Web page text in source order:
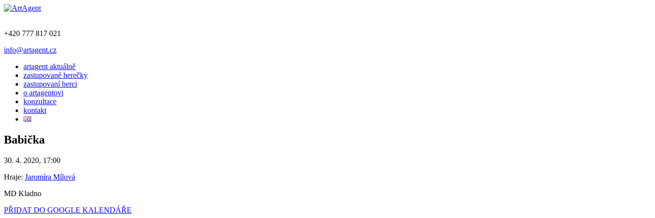
+420 777 817 021
info@artagent.cz
artagent aktuálně
zastupované herečky
zastupovaní herci
o artagentovi
konzultace
kontakt
Babička
30. 4. 2020, 17:00
Hraje: Jaromíra Mílová
MD Kladno
PŘIDAT DO GOOGLE KALENDÁŘE